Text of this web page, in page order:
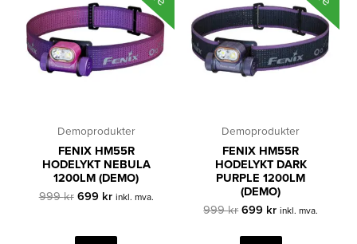
Demoprodukter
FENIX HM55R
HODELYKT NEBULA
1200LM (DEMO)
999kr Opprinnelig
999 kr.
699 krNåværende
699 kr.
inkl. mva.
Demoprodukter
FENIX HM55R
HODELYKT DARK
PURPLE 1200LM
(DEMO)
999kr Opprinnelig
var:
699 krNåværende
er:
inkl. mva.